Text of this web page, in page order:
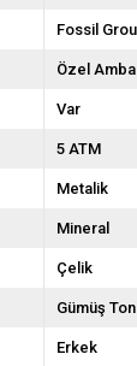
Fossil
Özel
Var
5 ATM
Metalik
Mineral
Çelik
Gümüş
Erkek